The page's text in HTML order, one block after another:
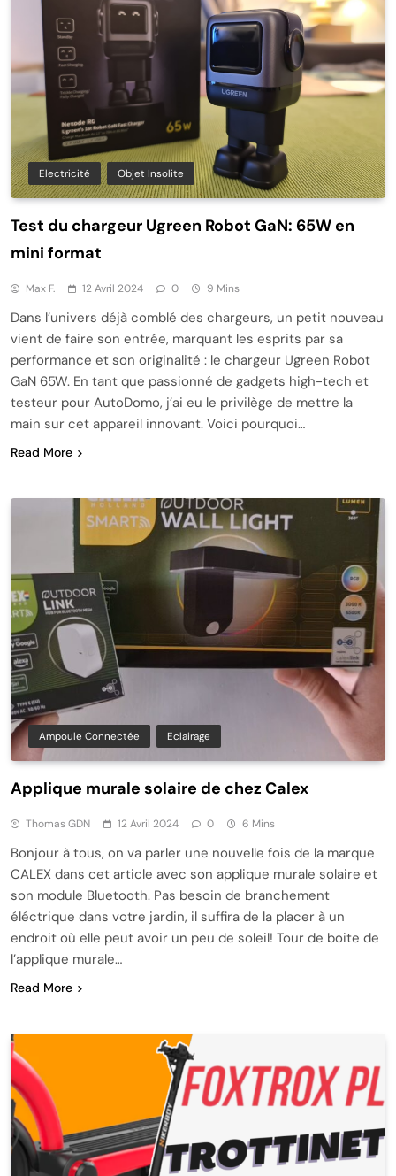
Electricité Objet Insolite
Test du chargeur Ugreen Robot GaN: 65W en
mini format
Max F. 12 Avril 2024 0 9 Mins
Dans l’univers déjà comblé des chargeurs, un petit nouveau
vient de faire son entrée, marquant les esprits par sa
performance et son originalité : le chargeur Ugreen Robot
GaN 65W. En tant que passionné de gadgets high-tech et
testeur pour AutoDomo, j’ai eu le privilège de mettre la
main sur cet appareil innovant. Voici pourquoi…
Read More
Ampoule Connectée Eclairage
Applique murale solaire de chez Calex
Thomas GDN 12 Avril 2024 0 6 Mins
Bonjour à tous, on va parler une nouvelle fois de la marque
CALEX dans cet article avec son applique murale solaire et
son module Bluetooth. Pas besoin de branchement
éléctrique dans votre jardin, il suffira de la placer à un
endroit où elle peut avoir un peu de soleil! Tour de boite de
l’applique murale…
Read More